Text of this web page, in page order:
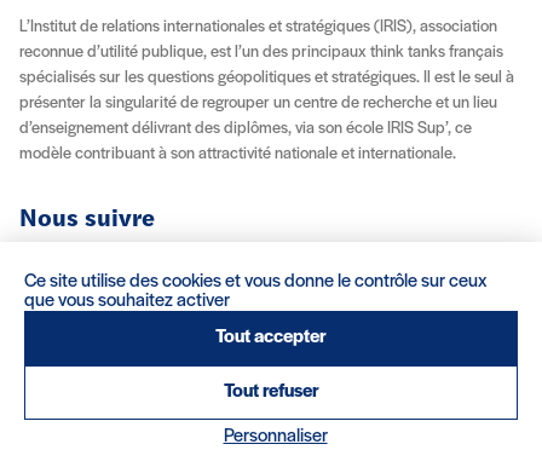
L’Institut de relations internationales et stratégiques (IRIS), association
reconnue d’utilité publique, est l’un des principaux think tanks français
spécialisés sur les questions géopolitiques et stratégiques. Il est le seul à
présenter la singularité de regrouper un centre de recherche et un lieu
d’enseignement délivrant des diplômes, via son école IRIS Sup’, ce
modèle contribuant à son attractivité nationale et internationale.
Nous suivre
YoutubeInstagramFacebookX (Twitter)
LinkedinFlux RSS
À propos
Recrutement Locations Contact
(nouvelle fenêtre)
Ce site utilise des cookies et vous donne le contrôle sur ceux
que vous souhaitez activer
Tout accepter
Tout refuser
Personnaliser